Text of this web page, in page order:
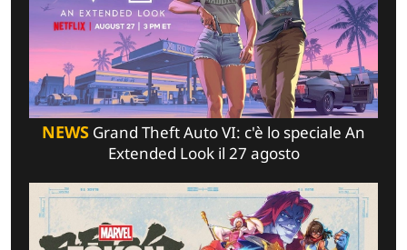
NEWS Grand Theft Auto VI: c'è lo speciale An
Extended Look il 27 agosto